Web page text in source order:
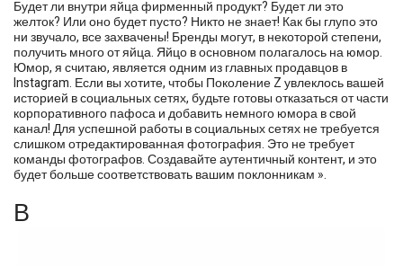
Будет ли внутри яйца фирменный продукт? Будет ли это
желток? Или оно будет пусто? Никто не знает! Как бы глупо это
ни звучало, все захвачены! Бренды могут, в некоторой степени,
получить много от яйца. Яйцо в основном полагалось на юмор.
Юмор, я считаю, является одним из главных продавцов в
Instagram. Если вы хотите, чтобы Поколение Z увлеклось вашей
историей в социальных сетях, будьте готовы отказаться от части
корпоративного пафоса и добавить немного юмора в свой
канал! Для успешной работы в социальных сетях не требуется
слишком отредактированная фотография. Это не требует
команды фотографов. Создавайте аутентичный контент, и это
будет больше соответствовать вашим поклонникам ».
В